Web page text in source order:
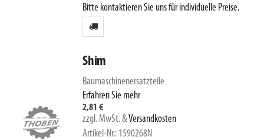
Bitte kontaktieren Sie uns für individuelle Preise.
Shim
Baumaschinenersatzteile
Erfahren Sie mehr
2,81 €
zzgl. MwSt.&Versandkosten
Artikel-Nr.: 1590268N